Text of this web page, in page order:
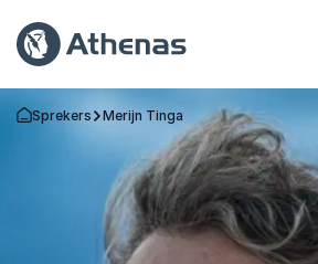
Terug naar de startpagina
Sprekers Merijn Tinga